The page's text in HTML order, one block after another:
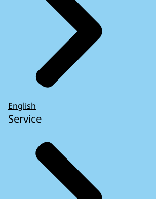
English
Service